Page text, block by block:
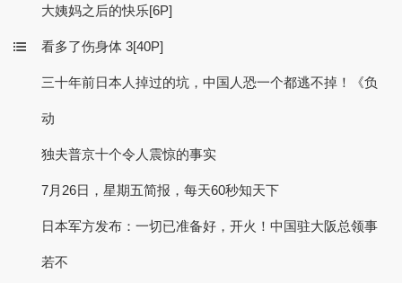
大姨妈之后的快乐[6P]
看多了伤身体 3[40P]
三十年前日本人掉过的坑，中国人恐一个都逃不掉！《负
动
独夫普京十个令人震惊的事实
7月26日，星期五简报，每天60秒知天下
日本军方发布：一切已准备好，开火！中国驻大阪总领事
若不